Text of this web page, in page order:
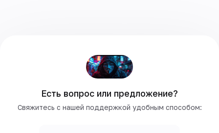
Есть вопрос или предложение?
Свяжитесь с нашей поддержкой удобным способом: